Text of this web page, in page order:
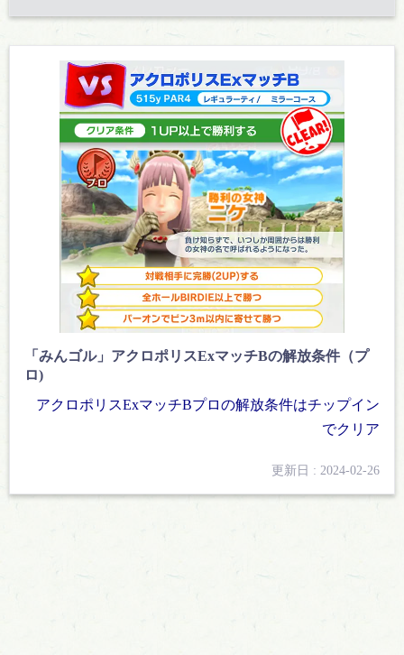
「みんゴル」アクロポリスExマッチBの解放条件（プ
ロ)
アクロポリスExマッチBプロの解放条件はチップイン
でクリア
更新日 : 2024-02-26